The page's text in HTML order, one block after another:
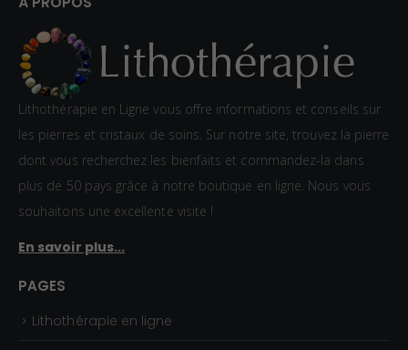
Lithothérapie en Ligne vous offre informations et conseils sur
les pierres et cristaux de soins. Sur notre site, trouvez la pierre
dont vous recherchez les bienfaits et commandez-la dans
plus de 50 pays grâce à notre boutique en ligne. Nous vous
souhaitons une excellente visite !
En savoir plus...
PAGES
Lithothérapie en ligne